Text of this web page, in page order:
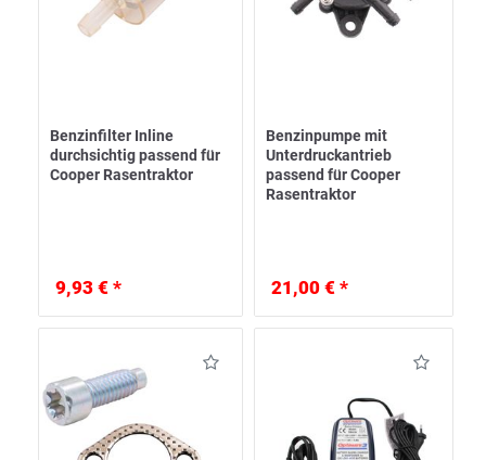
Benzinfilter Inline
durchsichtig passend für
Cooper Rasentraktor
9,93 € *
Benzinpumpe mit
Unterdruckantrieb
passend für Cooper
Rasentraktor
21,00 € *